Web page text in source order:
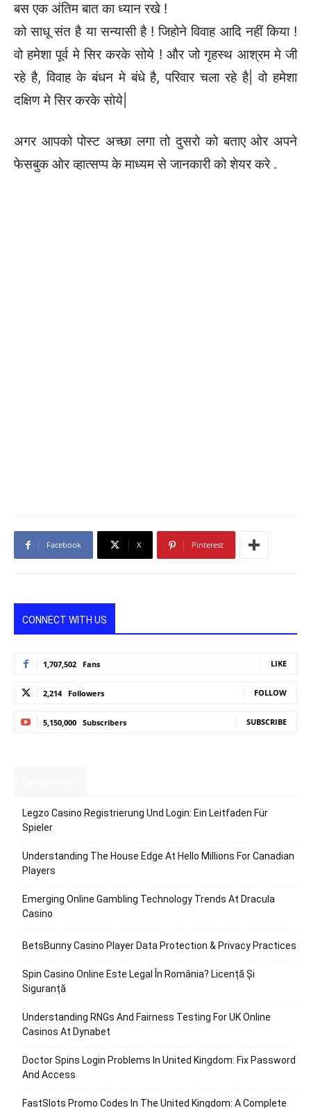
बस एक अंतिम बात का ध्यान रखे !
को साधू संत है या सन्यासी है ! जिहोने विवाह आदि नहीं किया !
वो हमेशा पूर्व मे सिर करके सोये ! और जो गृहस्थ आश्रम मे जी
रहे है, विवाह के बंधन मे बंधे है, परिवार चला रहे है| वो हमेशा
दक्षिण मे सिर करके सोये|
अगर आपको पोस्ट अच्छा लगा तो दुसरो को बताए ओर अपने
फेसबुक ओर व्हात्सप्प के माध्यम से जानकारी को शेयर करे .
Facebook X Pinterest
CONNECT WITH US
1,707,502 Fans LIKE
2,214 Followers FOLLOW
5,150,000 Subscribers SUBSCRIBE
Legzo Casino Registrierung Und Login: Ein Leitfaden Für
Spieler
Understanding The House Edge At Hello Millions For Canadian
Players
Emerging Online Gambling Technology Trends At Dracula
Casino
BetsBunny Casino Player Data Protection & Privacy Practices
Spin Casino Online Este Legal În România? Licență Și
Siguranță
Understanding RNGs And Fairness Testing For UK Online
Casinos At Dynabet
Doctor Spins Login Problems In United Kingdom: Fix Password
And Access
FastSlots Promo Codes In The United Kingdom: A Complete